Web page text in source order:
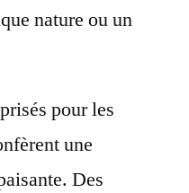
nature ou un
pour les
une
Des